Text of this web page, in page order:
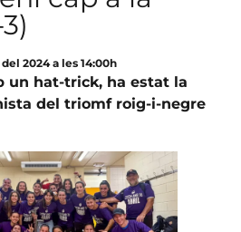
2024 a les 14:00h
un hat-trick, ha estat la
del triomf roig-i-negre